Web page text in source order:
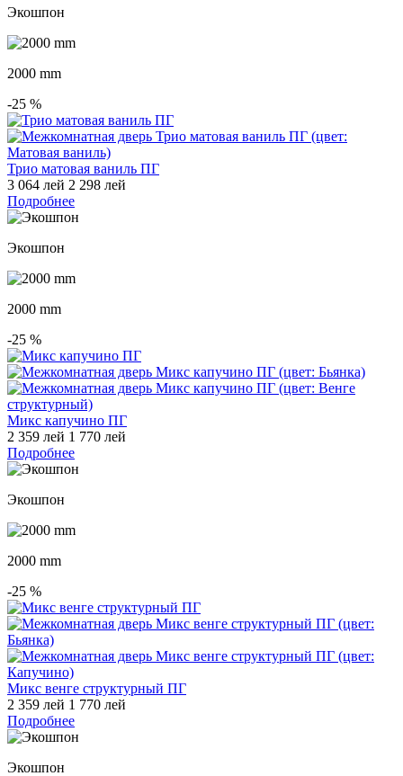
Экошпон
2000 mm
-25 %
Трио матовая ваниль ПГ
3 064 лей 2 298 лей
Подробнее
Экошпон
2000 mm
-25 %
Микс капучино ПГ
2 359 лей 1 770 лей
Подробнее
Экошпон
2000 mm
-25 %
Микс венге структурный ПГ
2 359 лей 1 770 лей
Подробнее
Экошпон